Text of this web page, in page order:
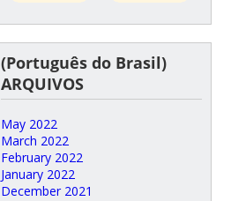
(Português do Brasil)
ARQUIVOS
May 2022
March 2022
February 2022
January 2022
December 2021